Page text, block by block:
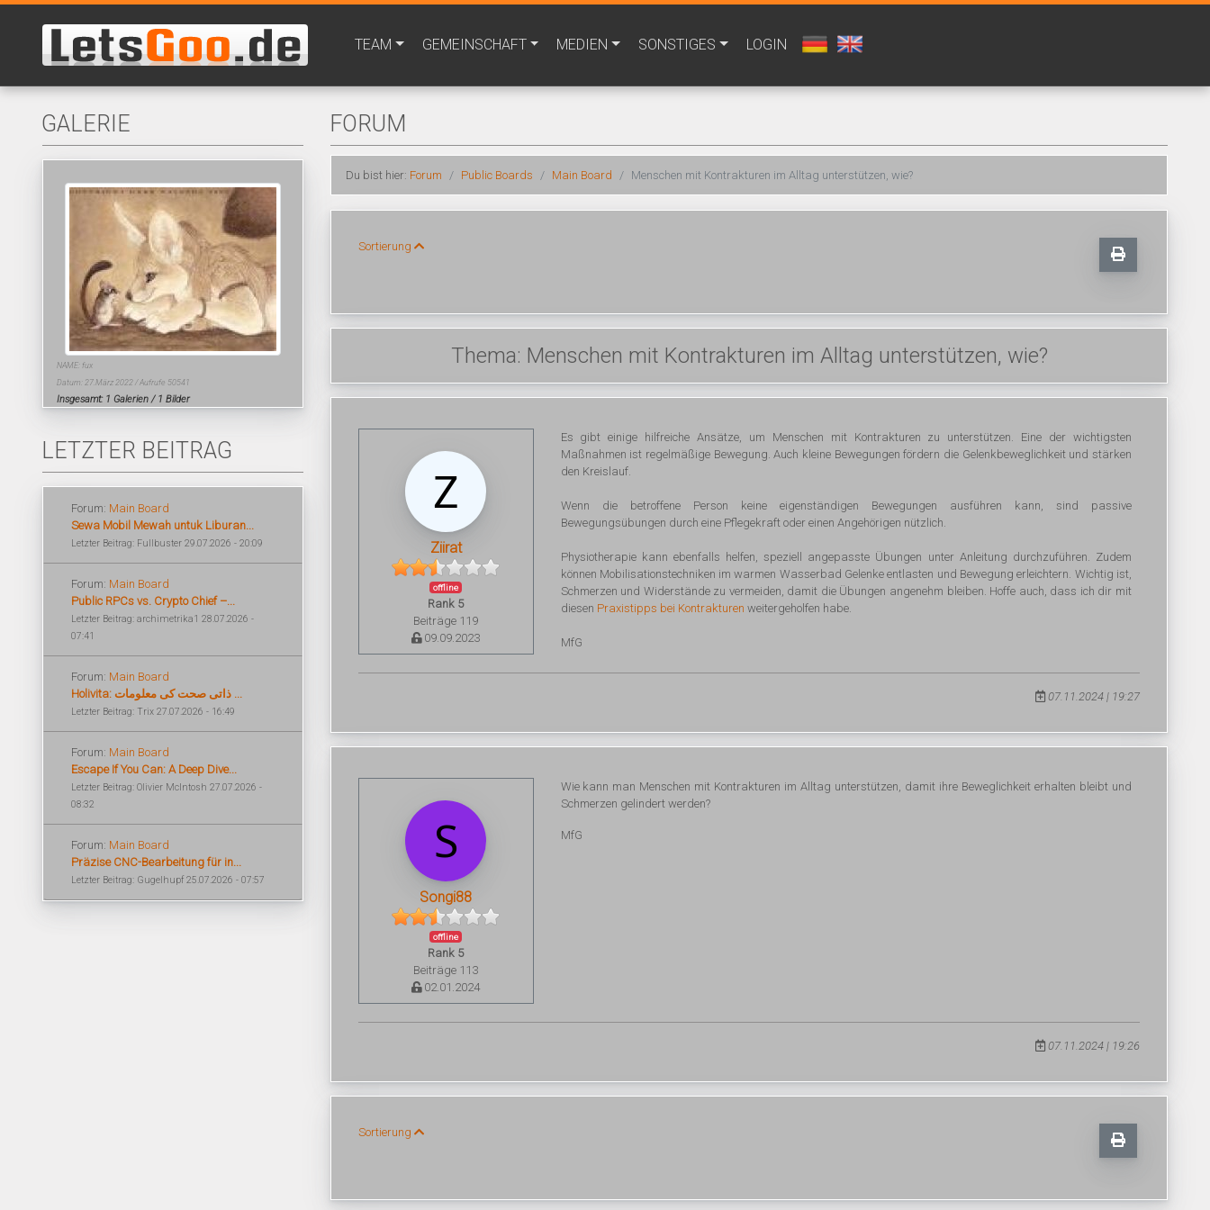
TEAM GEMEINSCHAFT MEDIEN SONSTIGES LOGIN
GALERIE
NAME: fux
Datum: 27.März 2022 / Aufrufe 50541
Insgesamt: 1 Galerien / 1 Bilder
LETZTER BEITRAG
Forum: Main Board
Sewa Mobil Mewah untuk Liburan...
Letzter Beitrag: Fullbuster 29.07.2026 - 20:09
Forum: Main Board
Public RPCs vs. Crypto Chief –...
Letzter Beitrag: archimetrika1 28.07.2026 -
07:41
Forum: Main Board
Holivita: ذاتی صحت کی معلومات ...
Letzter Beitrag: Trix 27.07.2026 - 16:49
Forum: Main Board
Escape If You Can: A Deep Dive...
Letzter Beitrag: Olivier McIntosh 27.07.2026 -
08:32
Forum: Main Board
Präzise CNC-Bearbeitung für in...
Letzter Beitrag: Gugelhupf 25.07.2026 - 07:57
FORUM
Du bist hier: Forum Public Boards Main Board Menschen mit Kontrakturen im Alltag unterstützen, wie?
Sortierung
Thema: Menschen mit Kontrakturen im Alltag unterstützen, wie?
Ziirat
offline
Rank 5
Beiträge 119
09.09.2023
Es gibt einige hilfreiche Ansätze, um Menschen mit Kontrakturen zu unterstützen. Eine der wichtigsten
Maßnahmen ist regelmäßige Bewegung. Auch kleine Bewegungen fördern die Gelenkbeweglichkeit und stärken
den Kreislauf.
Wenn die betroffene Person keine eigenständigen Bewegungen ausführen kann, sind passive
Bewegungsübungen durch eine Pflegekraft oder einen Angehörigen nützlich.
Physiotherapie kann ebenfalls helfen, speziell angepasste Übungen unter Anleitung durchzuführen. Zudem
können Mobilisationstechniken im warmen Wasserbad Gelenke entlasten und Bewegung erleichtern. Wichtig ist,
Schmerzen und Widerstände zu vermeiden, damit die Übungen angenehm bleiben. Hoffe auch, dass ich dir mit
diesen Praxistipps bei Kontrakturen weitergeholfen habe.
MfG
07.11.2024 | 19:27
Songi88
offline
Rank 5
Beiträge 113
02.01.2024
Wie kann man Menschen mit Kontrakturen im Alltag unterstützen, damit ihre Beweglichkeit erhalten bleibt und
Schmerzen gelindert werden?
MfG
07.11.2024 | 19:26
Sortierung